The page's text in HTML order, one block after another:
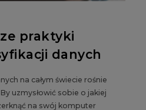
praktyki
danych
na całym świecie rośnie
uzmysłowić sobie o jakiej
na swój komputer